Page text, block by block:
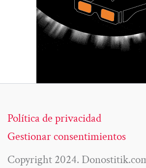
Política de privacidad
Gestionar consentimientos
Copyright 2024.